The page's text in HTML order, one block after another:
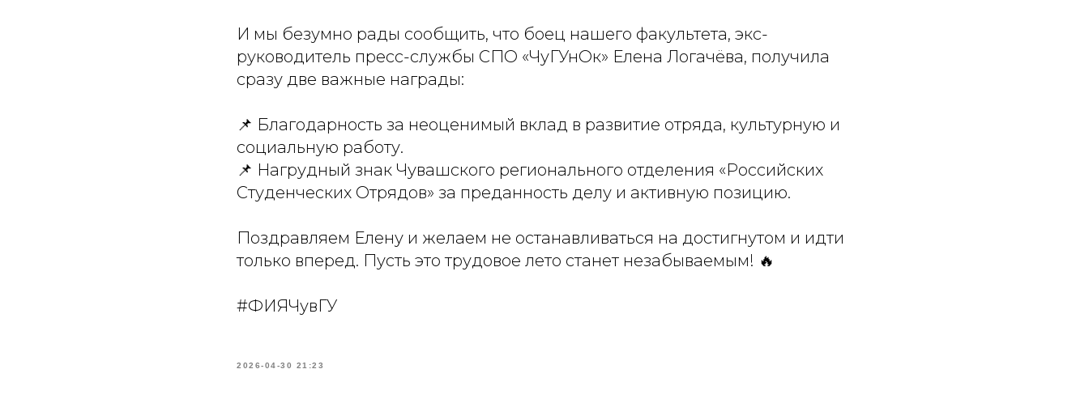
И мы безумно рады сообщить, что боец нашего факультета, экс-
руководитель пресс-службы СПО «ЧуГУнОк» Елена Логачёва, получила
сразу две важные награды:
📌 Благодарность за неоценимый вклад в развитие отряда, культурную и
социальную работу.
📌 Нагрудный знак Чувашского регионального отделения «Российских
Студенческих Отрядов» за преданность делу и активную позицию.
Поздравляем Елену и желаем не останавливаться на достигнутом и идти
только вперед. Пусть это трудовое лето станет незабываемым! 🔥
#ФИЯЧувГУ
2026-04-30 21:23